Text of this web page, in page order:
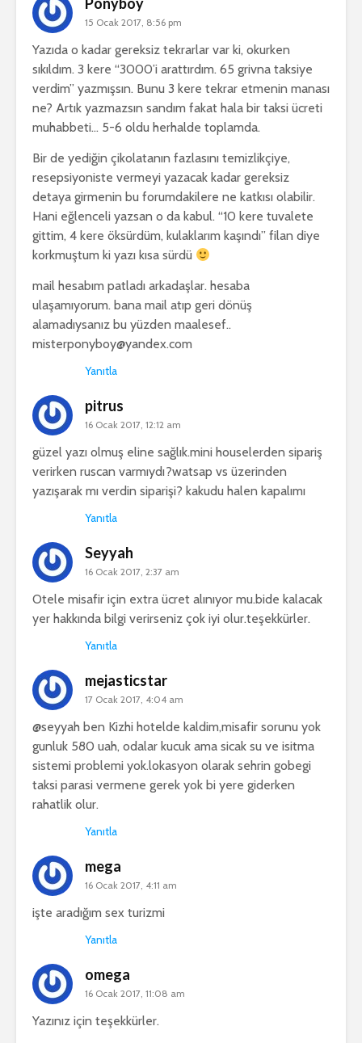
15 Ocak 2017, 8:56 pm
Yazıda o kadar gereksiz tekrarlar var ki, okurken
sıkıldım. 3 kere “3000’i arattırdım. 65 grivna taksiye
verdim” yazmışsın. Bunu 3 kere tekrar etmenin manası
ne? Artık yazmazsın sandım fakat hala bir taksi ücreti
muhabbeti… 5-6 oldu herhalde toplamda.
Bir de yediğin çikolatanın fazlasını temizlikçiye,
resepsiyoniste vermeyi yazacak kadar gereksiz
detaya girmenin bu forumdakilere ne katkısı olabilir.
Hani eğlenceli yazsan o da kabul. “10 kere tuvalete
gittim, 4 kere öksürdüm, kulaklarım kaşındı” filan diye
korkmuştum ki yazı kısa sürdü
mail hesabım patladı arkadaşlar. hesaba
ulaşamıyorum. bana mail atıp geri dönüş
alamadıysanız bu yüzden maalesef..
misterponyboy@yandex.com
Yanıtla
pitrus
16 Ocak 2017, 12:12 am
güzel yazı olmuş eline sağlık.mini houselerden sipariş
verirken ruscan varmıydı?watsap vs üzerinden
yazışarak mı verdin siparişi? kakudu halen kapalımı
Yanıtla
Seyyah
16 Ocak 2017, 2:37 am
Otele misafir için extra ücret alınıyor mu.bide kalacak
yer hakkında bilgi verirseniz çok iyi olur.teşekkürler.
Yanıtla
mejasticstar
17 Ocak 2017, 4:04 am
@seyyah ben Kizhi hotelde kaldim,misafir sorunu yok
gunluk 580 uah, odalar kucuk ama sicak su ve isitma
sistemi problemi yok.lokasyon olarak sehrin gobegi
taksi parasi vermene gerek yok bi yere giderken
rahatlik olur.
Yanıtla
mega
16 Ocak 2017, 4:11 am
işte aradığım sex turizmi
Yanıtla
omega
16 Ocak 2017, 11:08 am
Yazınız için teşekkürler.